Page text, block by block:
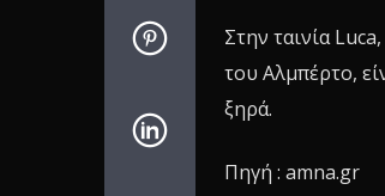
Στην ταινία
του Αλμπέρτο,
ξηρά.
Πηγή : amna.gr